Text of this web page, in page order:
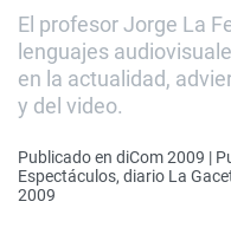
El profesor Jorge La
lenguajes
en la actualidad,
y del video.
Publicado en diCom 2009 |
Espectáculos, diario La
2009